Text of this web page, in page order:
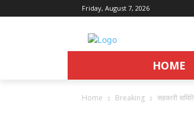
Friday, August 7, 2026
HOME
Home Breaking सहकारी